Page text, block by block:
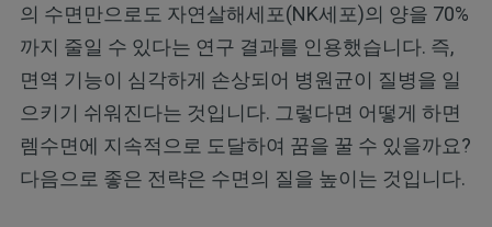
의 수면만으로도 자연살해세포(NK세포)의 양을 70%
까지 줄일 수 있다는 연구 결과를 인용했습니다. 즉,
면역 기능이 심각하게 손상되어 병원균이 질병을 일
으키기 쉬워진다는 것입니다. 그렇다면 어떻게 하면
렘수면에 지속적으로 도달하여 꿈을 꿀 수 있을까요?
다음으로 좋은 전략은 수면의 질을 높이는 것입니다.